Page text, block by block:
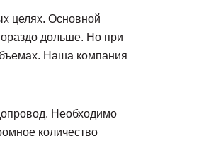
целях. Основной
дольше. Но при
Наша компания
Необходимо
количество